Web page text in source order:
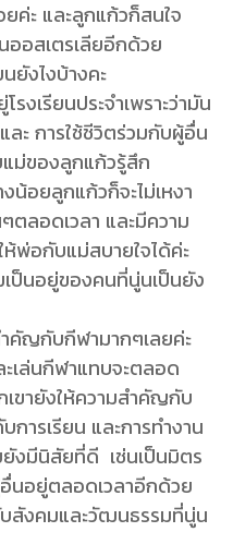
ค่ะ และลูกแก้วก็สนใจ
ออสเตรเลียอีกด้วย
ยังไงบ้างคะ
งเรียนประจำเพราะว่ามัน
ละ การใช้ชีวิตร่วมกับผู้อื่น
แม่ของลูกแก้วรู้สึก
งน้อยลูกแก้วก็จะไม่เหงา
ตลอดเวลา และมีความ
พ่อกับแม่สบายใจได้ค่ะ
ป็นอยู่ของคนที่นู่นเป็นยัง
คัญกับกีฬามากๆเลยค่ะ
เล่นกีฬาแทบจะตลอด
เขายังให้ความสำคัญกับ
ารเรียน และการทำงาน
งมีนิสัยที่ดี เช่นเป็นมิตร
นอยู่ตลอดเวลาอีกด้วย
สังคมและวัฒนธรรมที่นู่น